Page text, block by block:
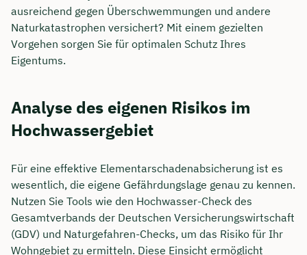
ausreichend gegen Überschwemmungen und andere
Naturkatastrophen versichert? Mit einem gezielten
Vorgehen sorgen Sie für optimalen Schutz Ihres
Eigentums.
Analyse des eigenen Risikos im
Hochwassergebiet
Für eine effektive Elementarschadenabsicherung ist es
wesentlich, die eigene Gefährdungslage genau zu kennen.
Nutzen Sie Tools wie den Hochwasser-Check des
Gesamtverbands der Deutschen Versicherungswirtschaft
(GDV) und Naturgefahren-Checks, um das Risiko für Ihr
Wohngebiet zu ermitteln. Diese Einsicht ermöglicht